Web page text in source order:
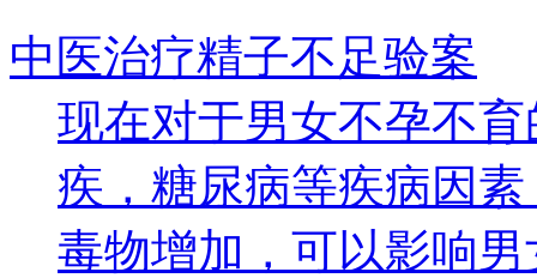
中医治疗精子不足验案
现在对于男女不孕不
疾，糖尿病等疾病因
毒物增加，可以影响